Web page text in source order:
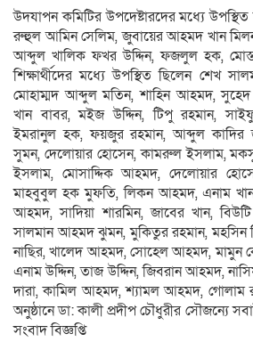
উদযাপন কমিটির উপদেষ্টারদের মধ্যে
রুহুল আমিন সেলিম, জুবায়ের আহমদ খান
আব্দুল খালিক ফখর উদ্দিন, ফজলুল হক,
শিক্ষার্থীদের মধ্যে উপস্থিত ছিলেন শেখ
মোহাম্মদ আব্দুল মতিন, শাহিন আহমদ,
খান বাবর, মইজ উদ্দিন, টিপু রহমান,
ইমরানুল হক, ফয়জুর রহমান, আব্দুল কাদির
সুমন, দেলোয়ার হোসেন, কামরুল ইসলাম,
ইসলাম, মোসাদ্দিক আহমদ, দেলোয়ার
মাহবুবুল হক মুফতি, লিকন আহমদ, এনাম
আহমদ, সাদিয়া শারমিন, জাবের খান,
সালমান আহমদ ঝুমন, মুকিতুর রহমান, মহসিন
নাছির, খালেদ আহমদ, সোহেল আহমদ, মামুন
এনাম উদ্দিন, তাজ উদ্দিন, জিবরান আহমদ,
দারা, কামিল আহমদ, শ্যামল আহমদ, গোলাম
অনুষ্ঠানে ডা: কালী প্রদীপ চৌধুরীর সৌজন্যে
সংবাদ বিজ্ঞপ্তি